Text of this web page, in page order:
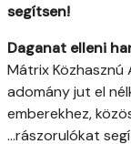
segítsen!
Daganat elleni
Mátrix
adomány jut el
emberekhez,
...rászorulókat